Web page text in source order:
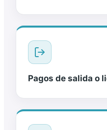
Pagos de salida o